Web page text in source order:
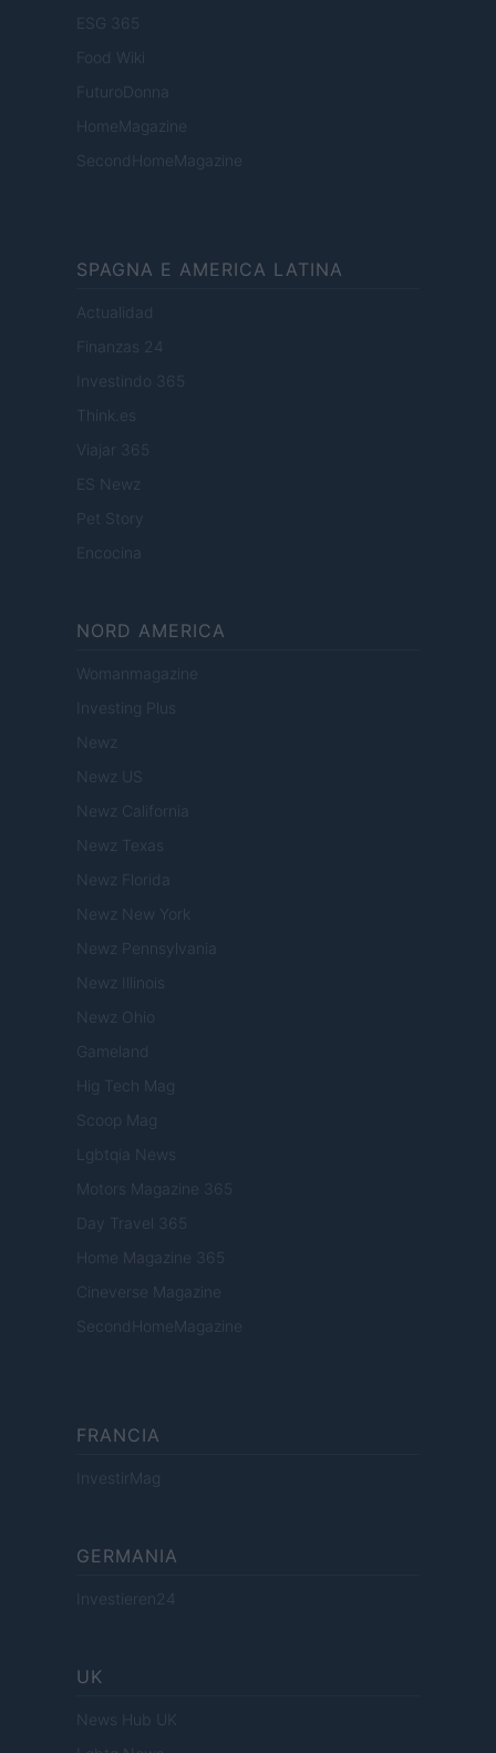
ESG 365
Food Wiki
FuturoDonna
HomeMagazine
SecondHomeMagazine
SPAGNA E AMERICA LATINA
Actualidad
Finanzas 24
Investindo 365
Think.es
Viajar 365
ES Newz
Pet Story
Encocina
NORD AMERICA
Womanmagazine
Investing Plus
Newz
Newz US
Newz California
Newz Texas
Newz Florida
Newz New York
Newz Pennsylvania
Newz Illinois
Newz Ohio
Gameland
Hig Tech Mag
Scoop Mag
Lgbtqia News
Motors Magazine 365
Day Travel 365
Home Magazine 365
Cineverse Magazine
SecondHomeMagazine
FRANCIA
InvestirMag
GERMANIA
Investieren24
UK
News Hub UK